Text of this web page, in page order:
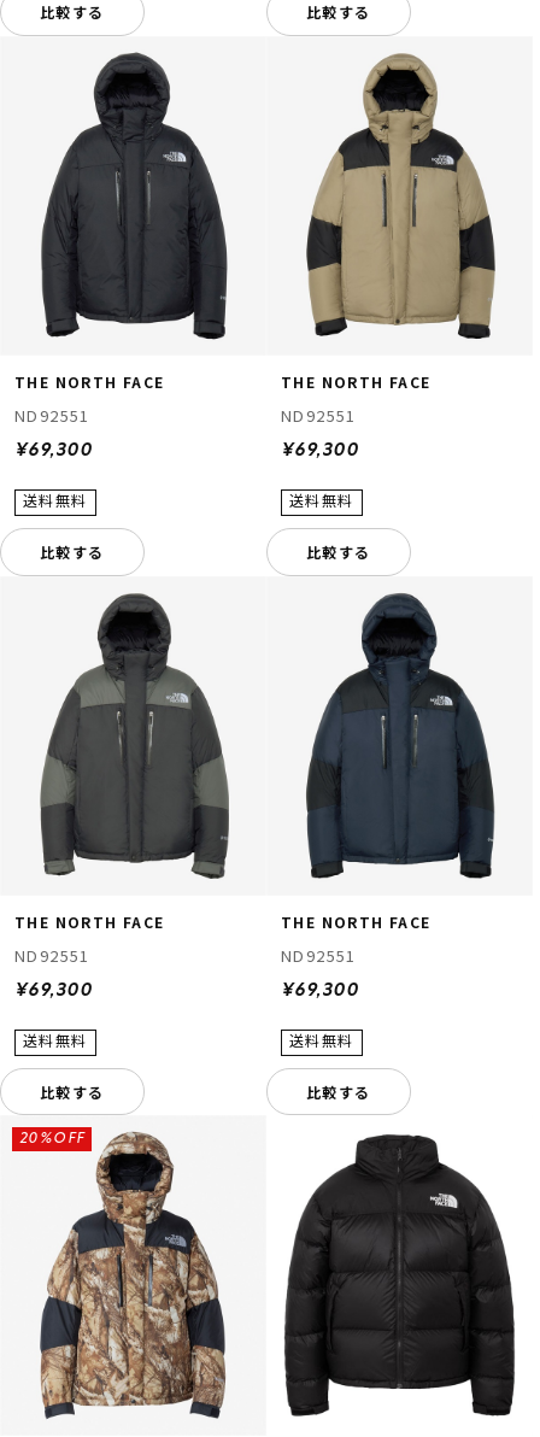
比較する 比較する
THE NORTH FACE
ND92551
¥69,300
比較する
THE NORTH FACE
ND92551
¥69,300
比較する
THE NORTH FACE
ND92551
¥69,300
比較する
THE NORTH FACE
ND92551
¥69,300
比較する
20%OFF